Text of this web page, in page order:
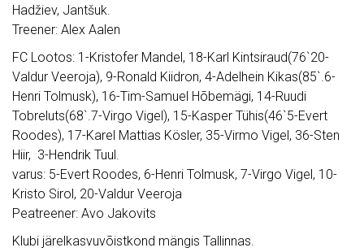
Hadžiev, Jantšuk.
Treener: Alex Aalen
FC Lootos: 1-Kristofer Mandel, 18-Karl Kintsiraud(76`20-
Valdur Veeroja), 9-Ronald Kiidron, 4-Adelhein Kikas(85`.6-
Henri Tolmusk), 16-Tim-Samuel Hõbemägi, 14-Ruudi
Tobreluts(68`.7-Virgo Vigel), 15-Kasper Tühis(46`5-Evert
Roodes), 17-Karel Mattias Kösler, 35-Virmo Vigel, 36-Sten
Hiir, 3-Hendrik Tuul.
varus: 5-Evert Roodes, 6-Henri Tolmusk, 7-Virgo Vigel, 10-
Kristo Sirol, 20-Valdur Veeroja
Peatreener: Avo Jakovits
Klubi järelkasvuvõistkond mängis Tallinnas.